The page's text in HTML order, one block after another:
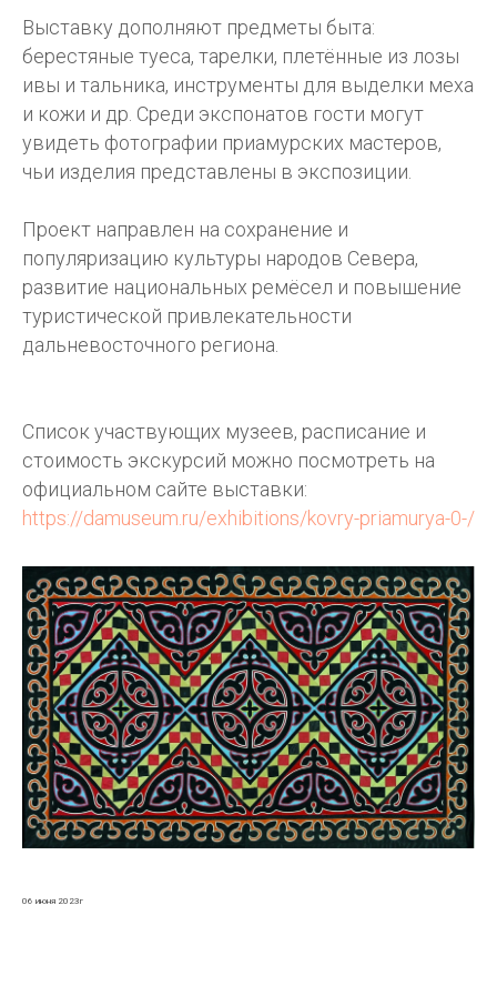
Выставку дополняют предметы быта:
берестяные туеса, тарелки, плетённые из лозы
ивы и тальника, инструменты для выделки меха
и кожи и др. Среди экспонатов гости могут
увидеть фотографии приамурских мастеров,
чьи изделия представлены в экспозиции.
Проект направлен на сохранение и
популяризацию культуры народов Севера,
развитие национальных ремёсел и повышение
туристической привлекательности
дальневосточного региона.
Список участвующих музеев, расписание и
стоимость экскурсий можно посмотреть на
официальном сайте выставки:
https://damuseum.ru/exhibitions/kovry-priamurya-0-/
06 июня 2023г